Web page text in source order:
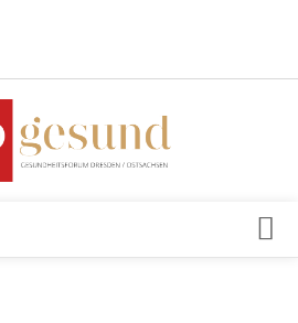
Rechtliche Angaben